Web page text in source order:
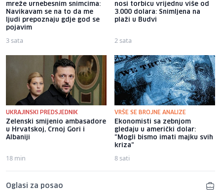
mreže urnebesnim snimcima:
Navikavam se na to da me
ljudi prepoznaju gdje god se
pojavim
3 sata
nosi torbicu vrijednu više od
3.000 dolara: Snimljena na
plaži u Budvi
2 sata
UKRAJINSKI PREDSJEDNIK
Zelenski smijenio ambasadore
u Hrvatskoj, Crnoj Gori i
Albaniji
18 min
VRŠE SE BROJNE ANALIZE
Ekonomisti sa zebnjom
gledaju u američki dolar:
"Mogli bismo imati majku svih
kriza"
8 sati
Oglasi za posao